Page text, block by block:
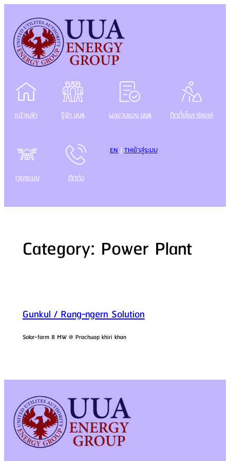
content
หน้าหลัก รู้จัก UUA ผลงานของ UUA ติดตั้งโซลาร์เซลล์
ดูแลระบบ ติดต่อ
EN| THเข้าสู่ระบบ
Category: Power Plant
Gunkul / Rang-ngern Solution
Solar-farm 8 MW @ Prachuap khiri khan